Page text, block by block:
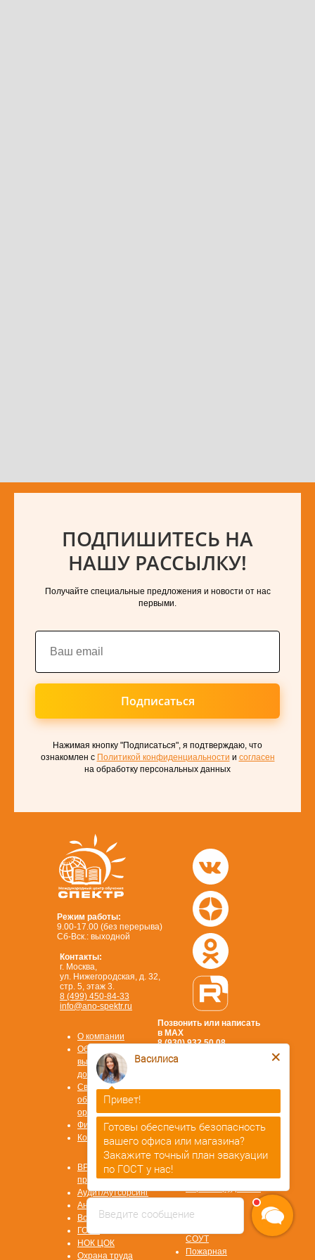
ПОДПИШИТЕСЬ НА
НАШУ РАССЫЛКУ!
Получайте специальные предложения и новости от нас
первыми.
Подписаться
Нажимая кнопку "Подписаться", я подтверждаю, что
ознакомлен с Политикой конфиденциальности и согласен
на обработку персональных данных
Режим работы:
9.00-17.00 (без перерыва)
Сб-Вск.: выходной
Позвонить или написать
в MAX
8 (930) 932 50 08
Контакты:
г. Москва,
ул. Нижегородская, д. 32,
стр. 5, этаж 3.
8 (499) 450-84-33
info@ano-spektr.ru
Стать
партнером
ОТВЕТЫ НА
ВОПРОСЫ
ВРМ СОТ
программа
Аудит/Аутсорсинг
Антитеррор
Воинский учет
ГОЧС
НОК ЦОК
Охрана труда
Охрана труда
Охрана труда СИЗ
Охрана труда
СУОТ
СОУТ
Пожарная
О компании
Образцы
выдаваемых
документов
Сведения об
образовательной
организации
Физ. лицам
Контакты
Введите сообщение
Василиса
Привет!
Готовы обеспечить безопасность
вашего офиса или магазина?
Закажите точный план эвакуации
по ГОСТ у нас!
Василисапечатает...